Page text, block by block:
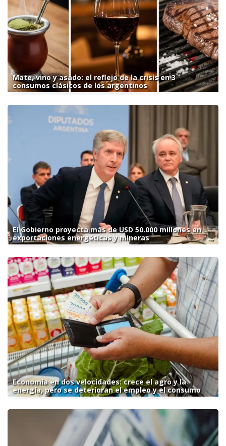
Mate, vino y asado: el reflejo de la crisis en 3
consumos clásicos de los argentinos
El Gobierno proyecta más de USD 50.000 millones en
exportaciones energéticas y mineras
Economía en dos velocidades: crece el agro y la
energía, pero se deterioran el empleo y el consumo